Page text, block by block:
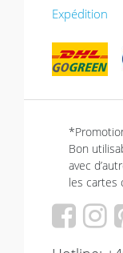
Expédition
Bon
avec
les cartes